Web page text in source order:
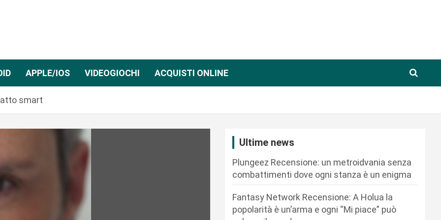
APPLE/IOS VIDEOGIOCHI ACQUISTI ONLINE
smart
Ultime news
Plungeez Recensione: un metroidvania senza
combattimenti dove ogni stanza è un enigma
Fantasy Network Recensione: A Holua la
popolarità è un’arma e ogni “Mi piace” può